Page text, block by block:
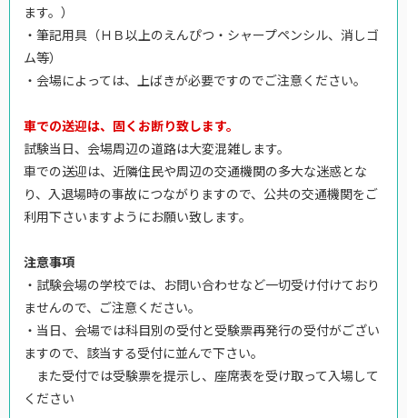
ます。）
・筆記用具（ＨＢ以上のえんぴつ・シャープペンシル、消しゴ
ム等）
・会場によっては、上ばきが必要ですのでご注意ください。
車での送迎は、固くお断り致します。
試験当日、会場周辺の道路は大変混雑します。
車での送迎は、近隣住民や周辺の交通機関の多大な迷惑とな
り、入退場時の事故につながりますので、公共の交通機関をご
利用下さいますようにお願い致します。
注意事項
・試験会場の学校では、お問い合わせなど一切受け付けており
ませんので、ご注意ください。
・当日、会場では科目別の受付と受験票再発行の受付がござい
ますので、該当する受付に並んで下さい。
また受付では受験票を提示し、座席表を受け取って入場して
ください